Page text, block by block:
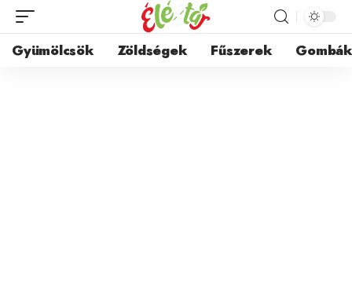
Gyümölcsök Zöldségek Fűszerek Gombák